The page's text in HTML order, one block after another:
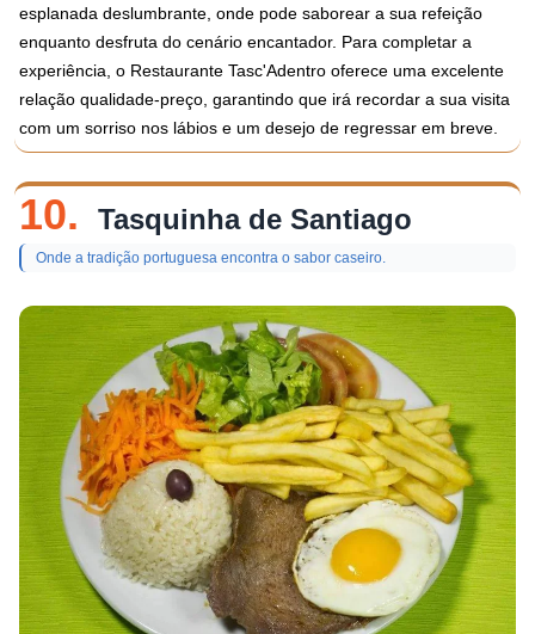
esplanada deslumbrante, onde pode saborear a sua refeição
enquanto desfruta do cenário encantador. Para completar a
experiência, o Restaurante Tasc'Adentro oferece uma excelente
relação qualidade-preço, garantindo que irá recordar a sua visita
com um sorriso nos lábios e um desejo de regressar em breve.
10. Tasquinha de Santiago
Onde a tradição portuguesa encontra o sabor caseiro.